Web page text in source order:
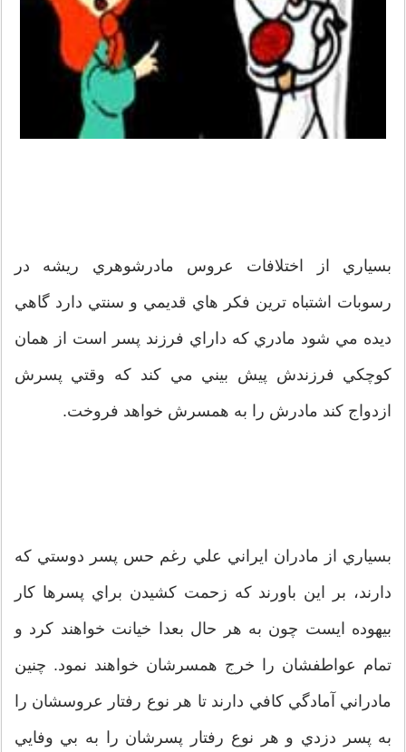
بسياري از اختلافات عروس مادرشوهري ريشه در
رسوبات اشتباه ترين فکر هاي قديمي و سنتي دارد گاهي
ديده مي شود مادري که داراي فرزند پسر است از همان
کوچکي فرزندش پيش بيني مي کند که وقتي پسرش
ازدواج کند مادرش را به همسرش خواهد فروخت.
بسياري از مادران ايراني علي رغم حس پسر دوستي که
دارند، بر اين باورند که زحمت کشيدن براي پسرها کار
بيهوده ايست چون به هر حال بعدا خيانت خواهند کرد و
تمام عواطفشان را خرج همسرشان خواهند نمود. چنين
مادراني آمادگي کافي دارند تا هر نوع رفتار عروسشان را
به پسر دزدي و هر نوع رفتار پسرشان را به بي وفايي